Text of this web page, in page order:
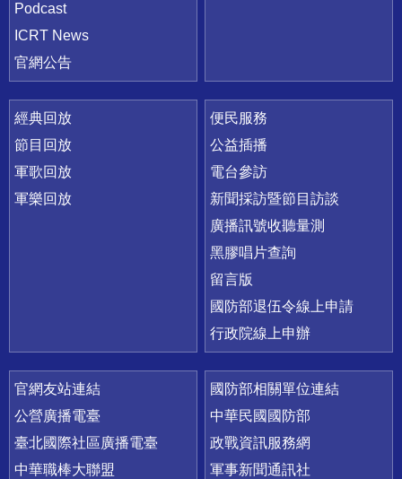
Podcast
ICRT News
官網公告
經典回放
節目回放
軍歌回放
軍樂回放
便民服務
公益插播
電台參訪
新聞採訪暨節目訪談
廣播訊號收聽量測
黑膠唱片查詢
留言版
國防部退伍令線上申請
行政院線上申辦
官網友站連結
公營廣播電臺
臺北國際社區廣播電臺
中華職棒大聯盟
國防部相關單位連結
中華民國國防部
政戰資訊服務網
軍事新聞通訊社